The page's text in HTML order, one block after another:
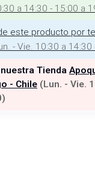
a 14:30 - 15:00 a
este producto por
- Vie. 10:30 a
Tienda
- Chile (Lun. - Vie.
)